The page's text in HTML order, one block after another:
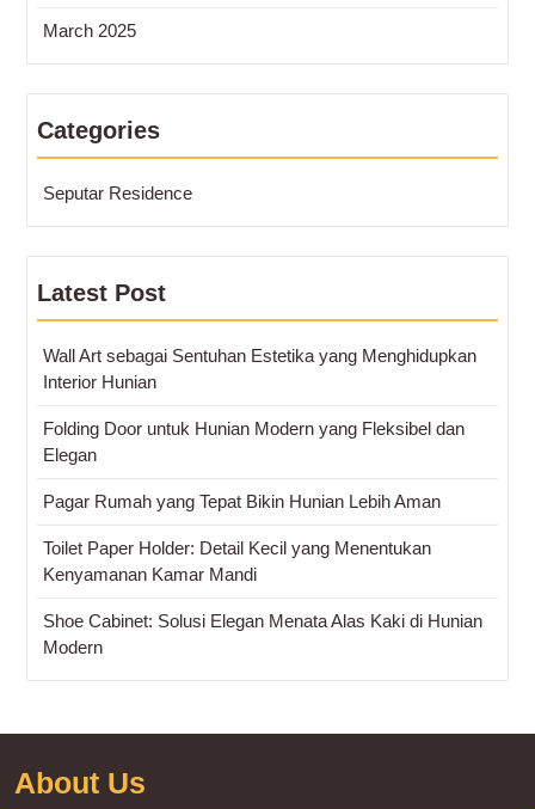
March 2025
Categories
Seputar Residence
Latest Post
Wall Art sebagai Sentuhan Estetika yang Menghidupkan
Interior Hunian
Folding Door untuk Hunian Modern yang Fleksibel dan
Elegan
Pagar Rumah yang Tepat Bikin Hunian Lebih Aman
Toilet Paper Holder: Detail Kecil yang Menentukan
Kenyamanan Kamar Mandi
Shoe Cabinet: Solusi Elegan Menata Alas Kaki di Hunian
Modern
About Us